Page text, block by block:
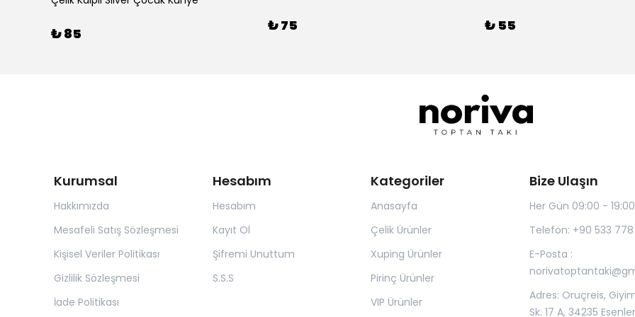
₺ 85 ₺ 75 ₺ 55
Kurumsal
Hakkımızda
Mesafeli Satış Sözleşmesi
Kişisel Veriler Politikası
Gizlilik Sözleşmesi
İade Politikası
Hesabım
Hesabım
Kayıt Ol
Şifremi Unuttum
S.S.S
Kategoriler
Anasayfa
Çelik Ürünler
Xuping Ürünler
Pirinç Ürünler
VIP Ürünler
Bize Ulaşın
Her Gün 09:00 - 19:00
Telefon: +90 533 778
E-Posta :
Adres: Oruçreis,
Sk. 17 A, 34235